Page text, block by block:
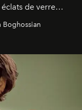
de verre
souvenir
Boghossian